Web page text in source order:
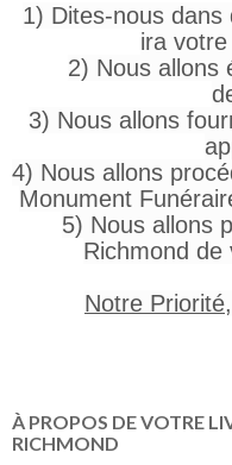
1) Dites-nous dans
ira
2) Nous allons
3) Nous allons
4) Nous allons
Monument
5) Nous allons
Richmond de
Notre Priorité,
À PROPOS DE VOTRE
RICHMOND